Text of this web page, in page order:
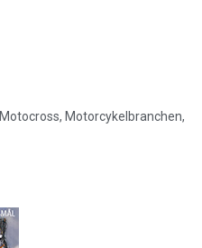
Motocross, Motorcykelbranchen,